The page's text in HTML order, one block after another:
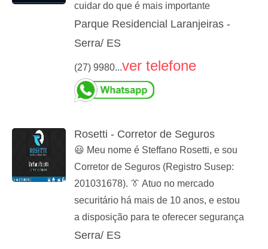
cuidar do que é mais importante
Parque Residencial Laranjeiras -
Serra/ ES
(27) 9980...ver telefone
Rosetti - Corretor de Seguros
😃 Meu nome é Steffano Rosetti, e sou
Corretor de Seguros (Registro Susep:
201031678). 👔 Atuo no mercado
securitário há mais de 10 anos, e estou
a disposição para te oferecer segurança
Serra/ ES